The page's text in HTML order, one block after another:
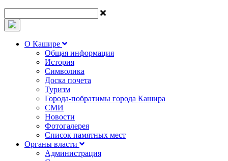
О Кашире
Общая информация
История
Символика
Доска почета
Туризм
Города-побратимы города Кашира
СМИ
Новости
Фотогалерея
Список памятных мест
Органы власти
Администрация